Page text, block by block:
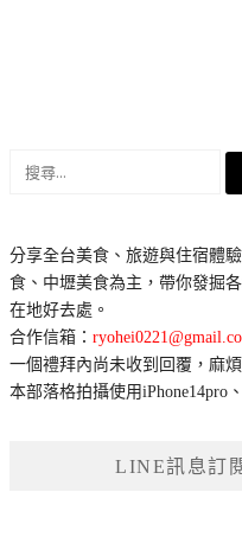
鍵
字:
分享全台美食、旅遊與住宿體
食、中壢美食為主，帶你發掘
在地好去處。
合作信箱：
一個禮拜內尚未收到回覆，麻
本部落格拍攝使用iPhone14pro
LINE訊息訂